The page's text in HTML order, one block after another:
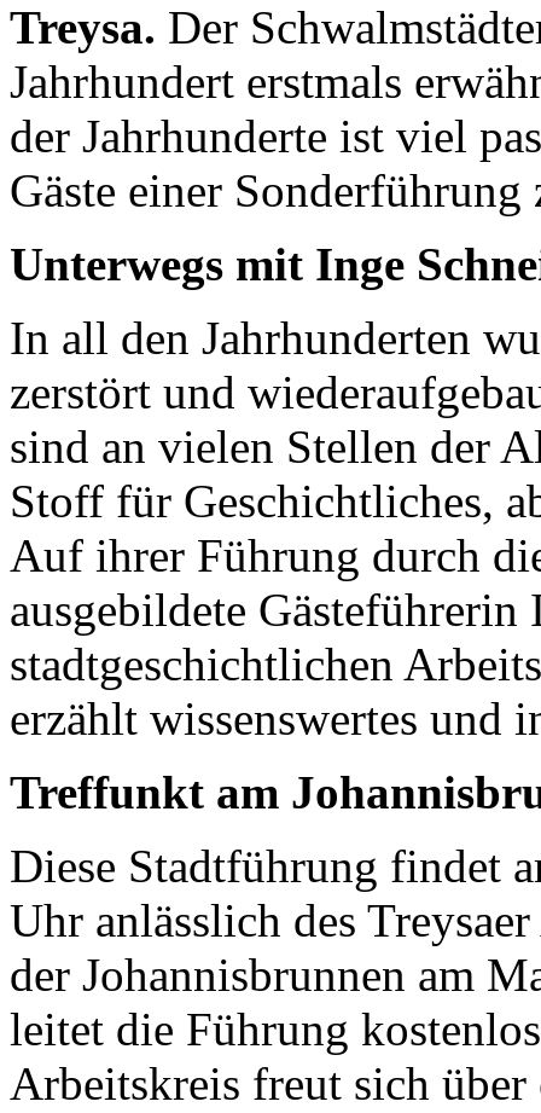
Treysa. Der
Jahrhundert erstmals
der Jahrhunderte ist viel
Gäste einer
Unterwegs mit Inge
In all den Jahrhunderten
zerstört und
sind an vielen Stellen der
Stoff für Geschichtliches,
Auf ihrer Führung durch
ausgebildete
stadtgeschichtlichen
erzählt wissenswertes und
Treffunkt am
Diese Stadtführung findet
Uhr anlässlich des
der Johannisbrunnen am
leitet die Führung
Arbeitskreis freut sich über